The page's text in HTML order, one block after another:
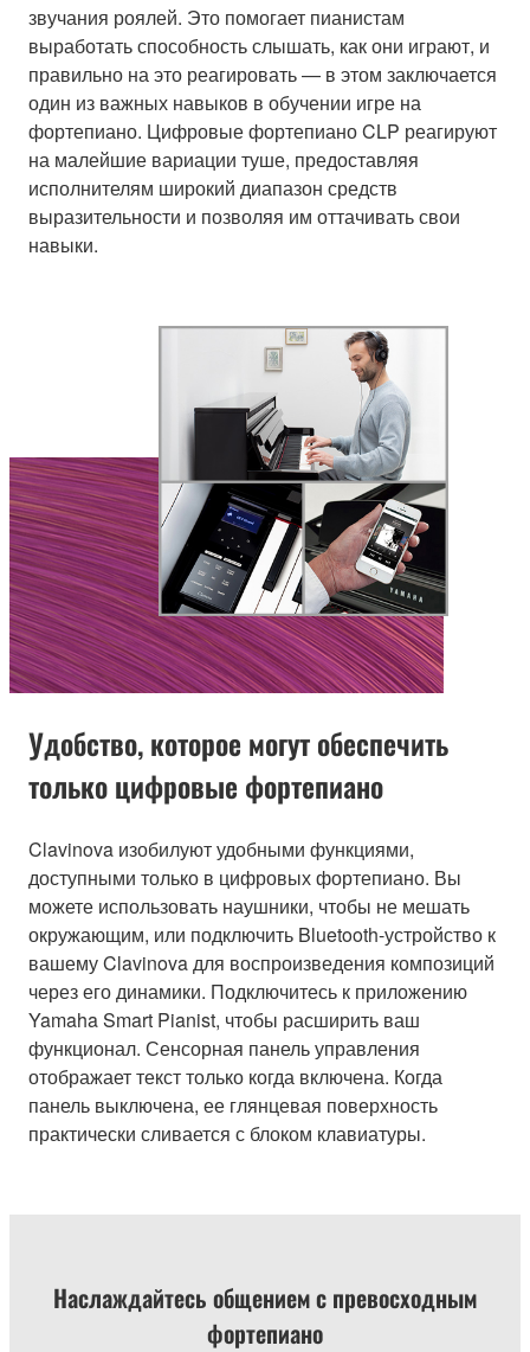
звучания роялей. Это помогает пианистам
выработать способность слышать, как они играют, и
правильно на это реагировать — в этом заключается
один из важных навыков в обучении игре на
фортепиано. Цифровые фортепиано CLP реагируют
на малейшие вариации туше, предоставляя
исполнителям широкий диапазон средств
выразительности и позволяя им оттачивать свои
навыки.
Удобство, которое могут обеспечить
только цифровые фортепиано
Clavinova изобилуют удобными функциями,
доступными только в цифровых фортепиано. Вы
можете использовать наушники, чтобы не мешать
окружающим, или подключить Bluetooth-устройство к
вашему Clavinova для воспроизведения композиций
через его динамики. Подключитесь к приложению
Yamaha Smart Pianist, чтобы расширить ваш
функционал. Сенсорная панель управления
отображает текст только когда включена. Когда
панель выключена, ее глянцевая поверхность
практически сливается с блоком клавиатуры.
Наслаждайтесь общением с превосходным
фортепиано